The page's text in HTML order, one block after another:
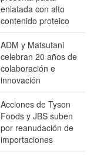
enlatada con alto
contenido proteico
ADM y Matsutani
celebran 20 años de
colaboración e
innovación
Acciones de Tyson
Foods y JBS suben
por reanudación de
importaciones